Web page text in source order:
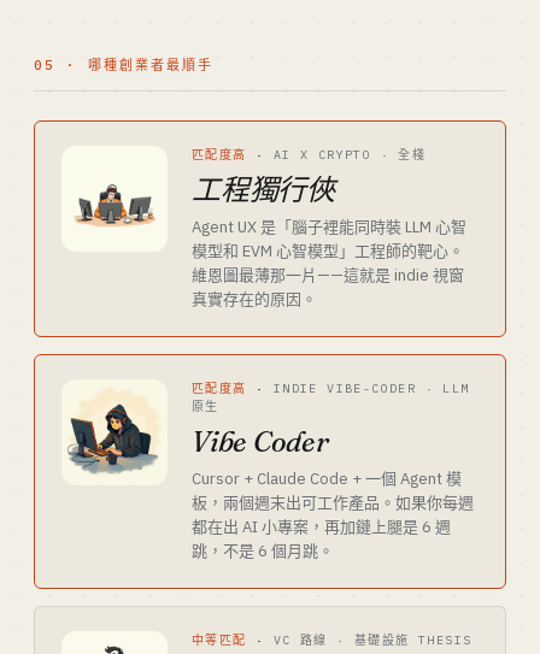
05 · 哪種創業者最順手
匹配度高 · AI X CRYPTO · 全棧
工程獨行俠
Agent UX 是「腦子裡能同時裝 LLM 心智
模型和 EVM 心智模型」工程師的靶心。
維恩圖最薄那一片——這就是 indie 視窗
真實存在的原因。
匹配度高 · INDIE VIBE-CODER · LLM
原生
Vibe Coder
Cursor + Claude Code + 一個 Agent 模
板，兩個週末出可工作產品。如果你每週
都在出 AI 小專案，再加鏈上腿是 6 週
跳，不是 6 個月跳。
中等匹配 · VC 路線 · 基礎設施 THESIS